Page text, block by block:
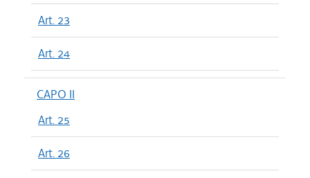
Art. 23
Art. 24
CAPO II
Art. 25
Art. 26